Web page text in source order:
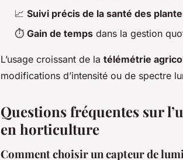
📈 Suivi précis de la santé des
⏱️ Gain de temps dans la gestion
L’usage croissant de la télémétrie
modifications d’intensité ou de spectre
Questions fréquentes sur
en horticulture
Comment choisir un capteur de